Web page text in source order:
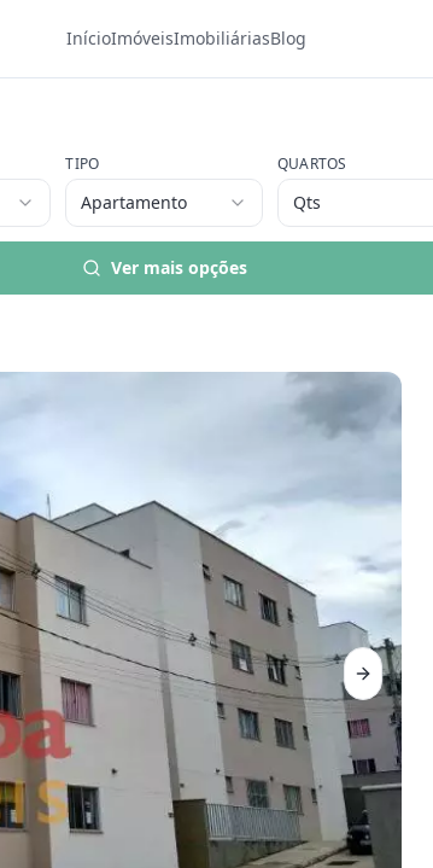
InícioImóveisImobiliáriasBlog
TIPO
Apartamento
QUARTOS
Qts
Ver mais opções
Next slide